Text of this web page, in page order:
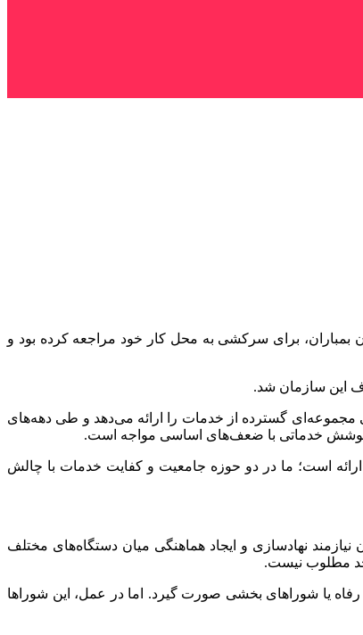
برای سرکشی به محل کار خود مراجعه کرده بود و
این سازمان شد.
اظهار کرد: سازمان بهزیستی مجموعه‌ای گسترده از خدمات را ارائه می‌دهد و طی دهه‌های
پوشش خدماتی با ضعف‌های اساسی مواجه است.
است؛ ما در دو حوزه جامعیت و کفایت خدمات با چالش
نیازمند نهادسازی و ایجاد هماهنگی میان دستگاه‌های مختلف
حد مطلوب نیست.
رفاه یا شوراهای بخشی صورت گیرد. اما در عمل، این شوراها